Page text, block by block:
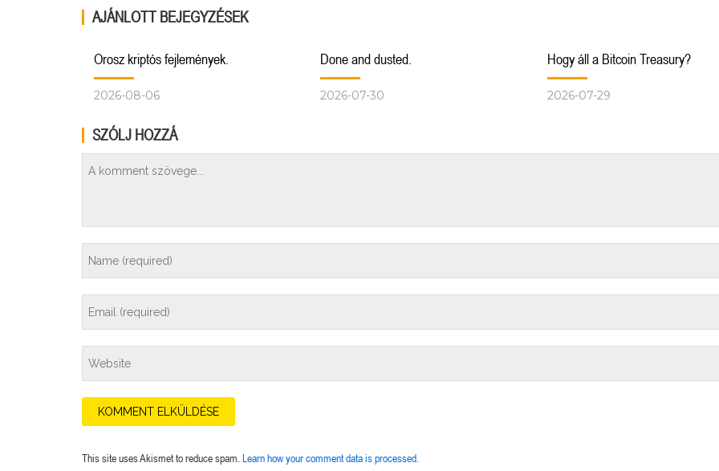
AJÁNLOTT BEJEGYZÉSEK
Orosz kriptós fejlemények.
2026-08-06
Done and dusted.
2026-07-30
Hogy áll a Bitcoin Treasury?
2026-07-29
SZÓLJ HOZZÁ
This site uses Akismet to reduce spam. Learn how your comment data is processed.